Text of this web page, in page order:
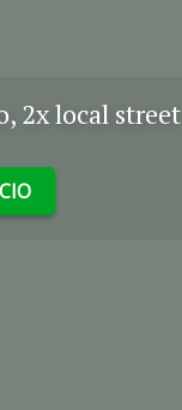
2x local street